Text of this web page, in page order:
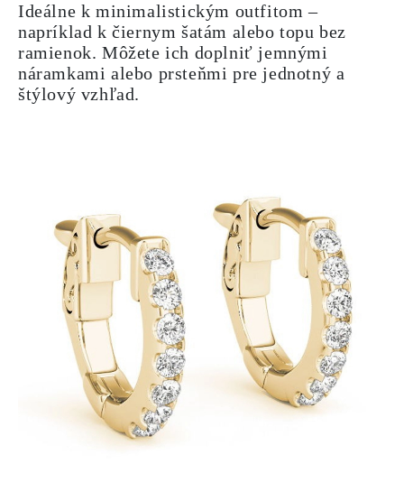
Ideálne k minimalistickým outfitom –
napríklad k čiernym šatám alebo topu bez
ramienok. Môžete ich doplniť jemnými
náramkami alebo prsteňmi pre jednotný a
štýlový vzhľad.